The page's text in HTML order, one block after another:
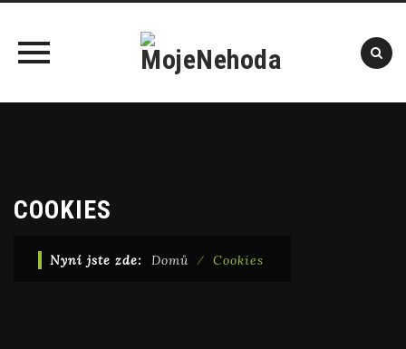
COOKIES
Nyní jste zde: Domů ⁄ Cookies